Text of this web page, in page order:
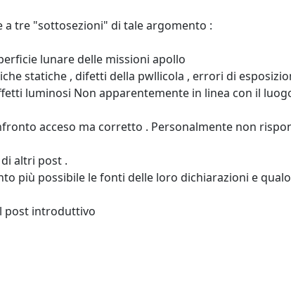
a tre "sottosezioni" di tale argomento :
lunare delle missioni apollo
statiche , difetti della pwllicola , errori di
luminosi Non apparentemente in linea con il
acceso ma corretto . Personalmente non
altri post .
più possibile le fonti delle loro dichiarazioni e
post introduttivo